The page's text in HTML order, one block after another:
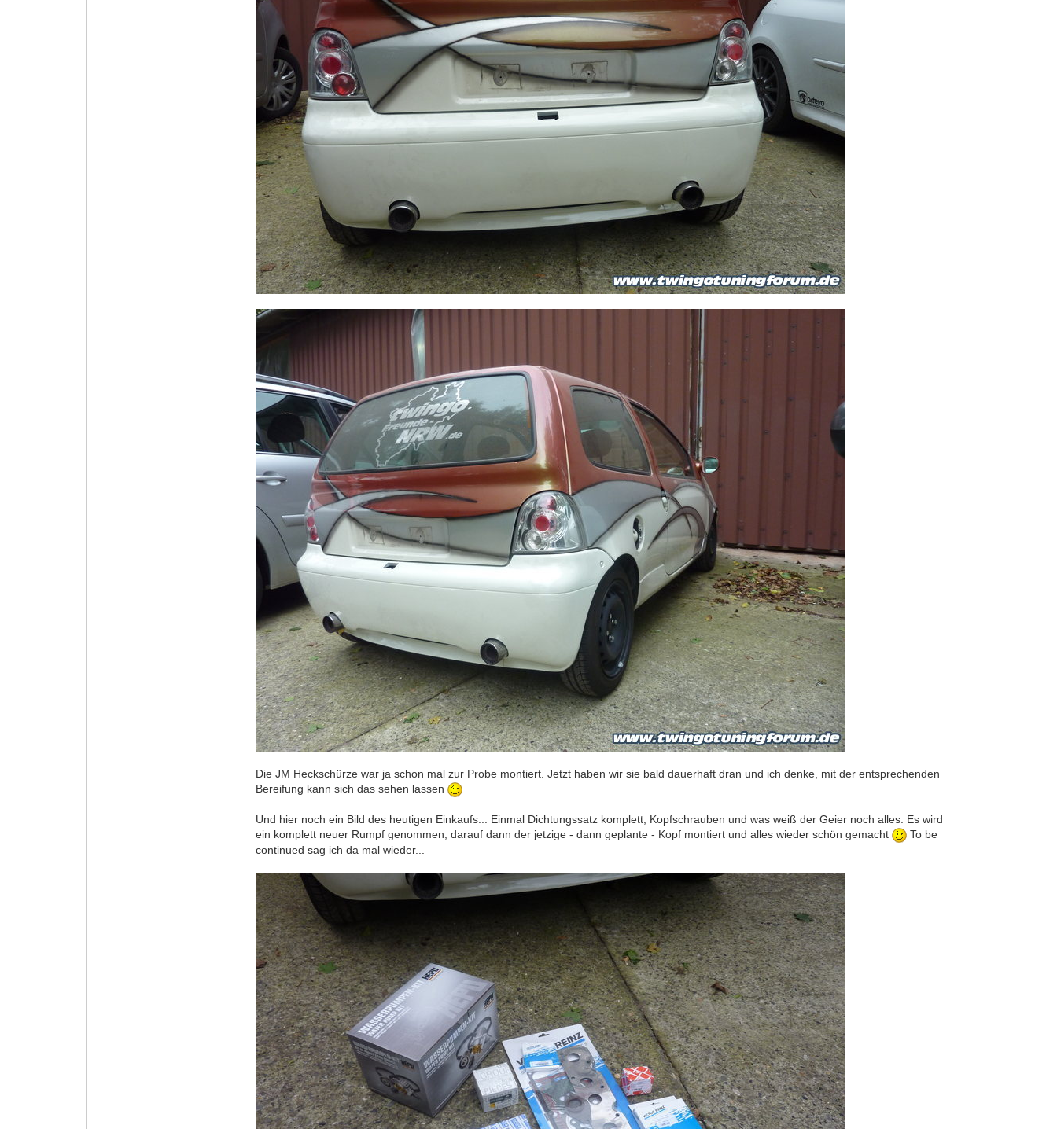
Die JM Heckschürze war ja schon mal zur Probe montiert. Jetzt haben wir sie bald dauerhaft dran und ich denke, mit der entsprechenden
Bereifung kann sich das sehen lassen
Und hier noch ein Bild des heutigen Einkaufs... Einmal Dichtungssatz komplett, Kopfschrauben und was weiß der Geier noch alles. Es wird
ein komplett neuer Rumpf genommen, darauf dann der jetzige - dann geplante - Kopf montiert und alles wieder schön gemacht
To be
continued sag ich da mal wieder...